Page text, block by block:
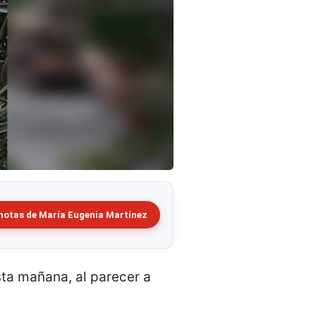
de María Eugenia Martínez
mañana, al parecer a